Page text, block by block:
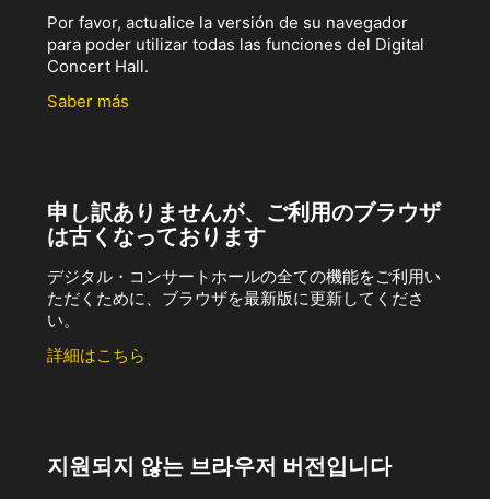
Por favor, actualice la versión de su navegador
para poder utilizar todas las funciones del Digital
Concert Hall.
Saber más
申し訳ありませんが、ご利用のブラウザ
は古くなっております
デジタル・コンサートホールの全ての機能をご利用い
ただくために、ブラウザを最新版に更新してくださ
い。
詳細はこちら
지원되지 않는 브라우저 버전입니다